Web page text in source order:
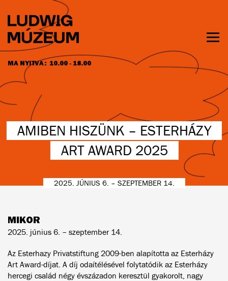
tartalomra
MA NYITVA: 10.00 - 18.00
NYITVATARTÁS ÉS JEGYÁRAK
AMIBEN HISZÜNK – ESTERHÁZY
ART AWARD 2025
2025. JÚNIUS 6. – SZEPTEMBER 14.
MIKOR
2025. június 6. – szeptember 14.
Az Esterhazy Privatstiftung 2009-ben alapította az Esterházy
Art Award-díjat. A díj odaítélésével folytatódik az Esterházy
hercegi család négy évszázadon keresztül gyakorolt, nagy